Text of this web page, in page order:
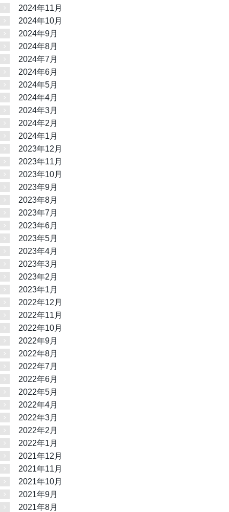
2024年11月
2024年10月
2024年9月
2024年8月
2024年7月
2024年6月
2024年5月
2024年4月
2024年3月
2024年2月
2024年1月
2023年12月
2023年11月
2023年10月
2023年9月
2023年8月
2023年7月
2023年6月
2023年5月
2023年4月
2023年3月
2023年2月
2023年1月
2022年12月
2022年11月
2022年10月
2022年9月
2022年8月
2022年7月
2022年6月
2022年5月
2022年4月
2022年3月
2022年2月
2022年1月
2021年12月
2021年11月
2021年10月
2021年9月
2021年8月